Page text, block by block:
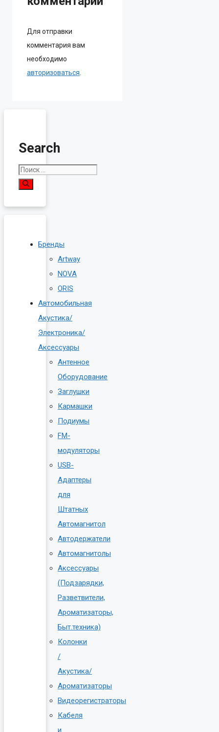
Для отправки
комментария вам
необходимо
авторизоваться
Search
Поиск:
Бренды
Artway
NOVA
ORIS
Автомобильная
Акустика/
Электроника/
Аксессуары
Антенное
Оборудование
Заглушки
Кармашки
Подиумы
FM-
модуляторы
USB-
Адаптеры
для
Штатных
Автомагнитол
Автодержатели
Автомагнитолы
Аксессуары
(Подзарядки,
Разветвители,
Ароматизаторы,
Быт.техника)
Колонки
/
Акустика/
Ароматизаторы
Видеорегистраторы
Кабеля
и